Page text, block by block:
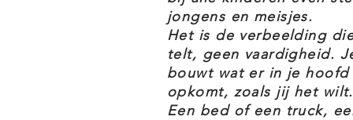
jongens en meisjes.
Het is de verbeelding
telt, geen vaardigheid.
bouwt wat er in je hoofd
opkomt, zoals jij het
Een bed of een truck,